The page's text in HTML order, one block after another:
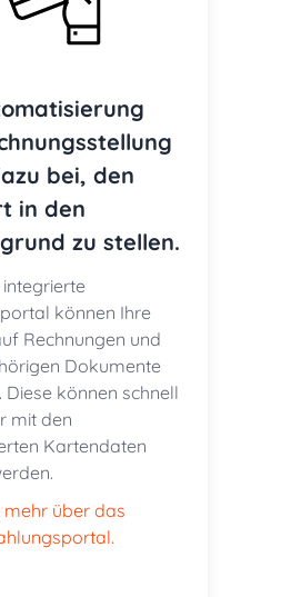
bei, den
in den
zu stellen.
können Ihre
Rechnungen und
Dokumente
Diese können schnell
mit den
Kartendaten
mehr über das